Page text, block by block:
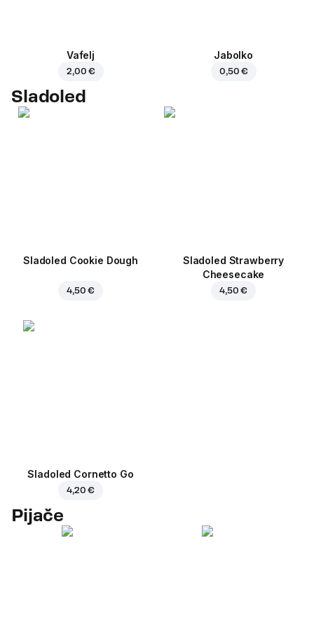
Vafelj
2,00 €
Jabolko
0,50 €
Sladoled
Sladoled Cookie Dough
4,50 €
Sladoled Strawberry
Cheesecake
4,50 €
Sladoled Cornetto Go
4,20 €
Pijače